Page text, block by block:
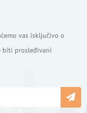
vas isključivo o
biti prosleđivani